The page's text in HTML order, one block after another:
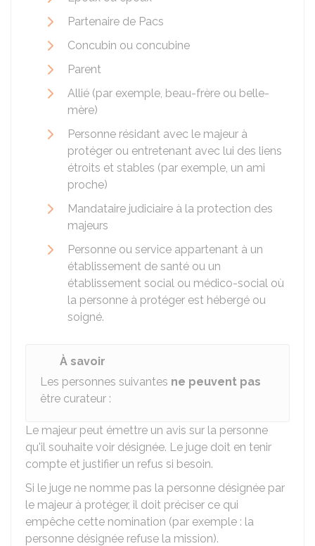
Partenaire de Pacs
Concubin ou concubine
Parent
Allié (par exemple, beau-frère ou belle-
mère)
Personne résidant avec le majeur à
protéger ou entretenant avec lui des liens
étroits et stables (par exemple, un ami
proche)
Mandataire judiciaire à la protection des
majeurs
Personne ou service appartenant à un
établissement de santé ou un
établissement social ou médico-social où
la personne à protéger est hébergé ou
soigné.
À savoir
Les personnes suivantes ne peuvent pas
être curateur :
Le majeur peut émettre un avis sur la personne
qu'il souhaite voir désignée. Le juge doit en tenir
compte et justifier un refus si besoin.
Si le juge ne nomme pas la personne désignée par
le majeur à protéger, il doit préciser ce qui
empêche cette nomination (par exemple : la
personne désignée refuse la mission).